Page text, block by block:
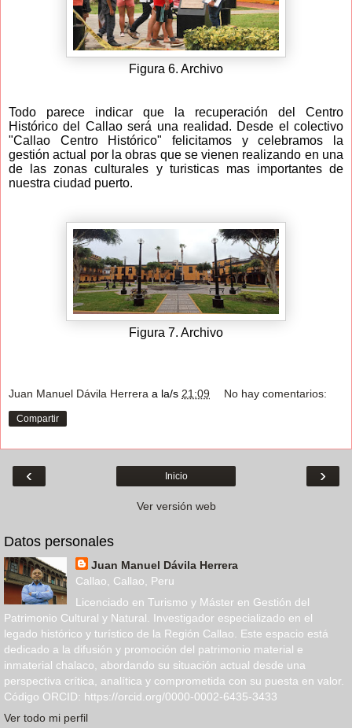
Figura 6. Archivo
Todo parece indicar que la recuperación del Centro
Histórico del Callao será una realidad. Desde el colectivo
"Callao Centro Histórico" felicitamos y celebramos la
gestión actual por la obras que se vienen realizando en una
de las zonas culturales y turisticas mas importantes de
nuestra ciudad puerto.
Figura 7. Archivo
Juan Manuel Dávila Herrera a la/s 21:09 No hay comentarios:
Compartir
‹ ›
Inicio
Ver versión web
Datos personales
Juan Manuel Dávila Herrera
Callao, Callao, Peru
Licenciado en Turismo y Máster en Gestión del
Patrimonio Cultural y Natural. Investigador especializado en el
legado histórico y turístico de la Región Callao. Este espacio está
dedicado a la difusión y promoción del patrimonio material e
inmaterial chalaco, abordando su situación actual desde una
perspectiva crítica, analítica y comprometida con su puesta en valor.
Código ORCID: https://orcid.org/0000-0002-6435-3433
Ver todo mi perfil